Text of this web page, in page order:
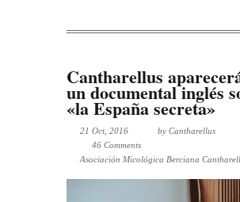
Cantharellus
un documental inglés
«la España secreta»
21 Oct, 2016 by Cantharellus
46 Comments
Asociación Micológica Berciana